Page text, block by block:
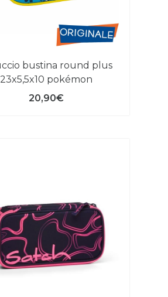
23x5,5x10 pokémon
20,90€